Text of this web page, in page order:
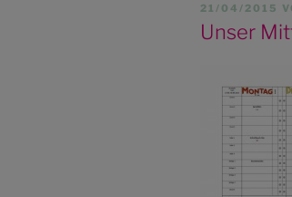
AM
21/04/2015
Unser